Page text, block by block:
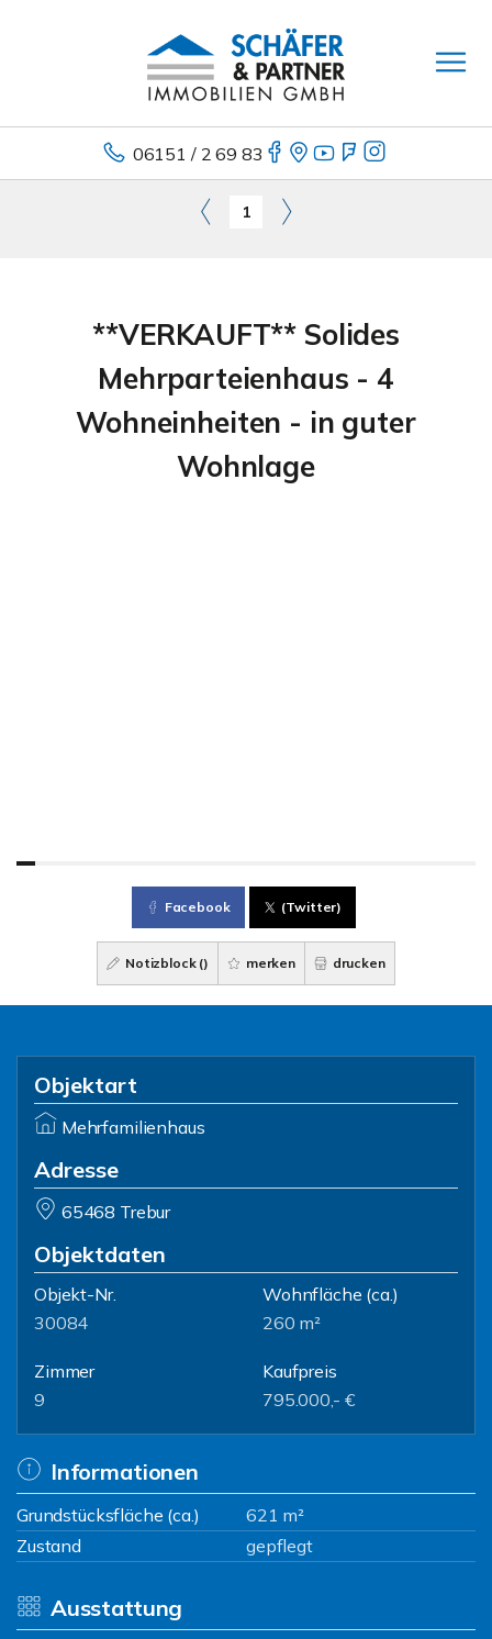
06151 / 2 69 83
1
**VERKAUFT** Solides
Mehrparteienhaus - 4
Wohneinheiten - in guter
Wohnlage
Facebook (Twitter)
Notizblock () merken drucken
Objektart
Mehrfamilienhaus
Adresse
65468 Trebur
Objektdaten
Objekt-Nr.
30084
Wohnfläche (ca.)
260 m²
Zimmer
9
Kaufpreis
795.000,- €
Informationen
Grundstücksfläche (ca.)
621 m²
Zustand
gepflegt
Ausstattung